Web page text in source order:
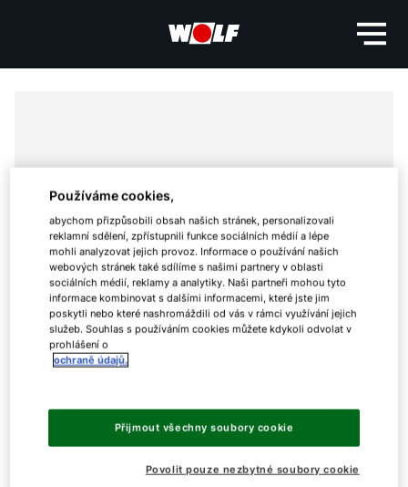
Dobrý den!
Používáme cookies,
abychom přizpůsobili obsah našich stránek, personalizovali
reklamní sdělení, zpřístupnili funkce sociálních médií a lépe
mohli analyzovat jejich provoz. Informace o používání našich
webových stránek také sdílíme s našimi partnery v oblasti
sociálních médií, reklamy a analytiky. Naši partneři mohou tyto
informace kombinovat s dalšími informacemi, které jste jim
poskytli nebo které nashromáždili od vás v rámci využívání jejich
služeb. Souhlas s používáním cookies můžete kdykoli odvolat v
prohlášení o
ochraně údajů.
Povolit pouze nezbytné soubory cookie
Přijmout všechny soubory cookie